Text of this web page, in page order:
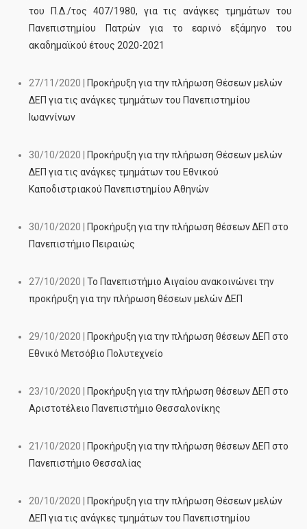
του Π.Δ./τος 407/1980, για τις ανάγκες τμημάτων του
Πανεπιστημίου Πατρών για το εαρινό εξάμηνο του
ακαδημαϊκού έτους 2020-2021
27/11/2020 | Προκήρυξη για την πλήρωση Θέσεων μελών
ΔΕΠ για τις ανάγκες τμημάτων του Πανεπιστημίου
Ιωαννίνων
30/10/2020 | Προκήρυξη για την πλήρωση Θέσεων μελών
ΔΕΠ για τις ανάγκες τμημάτων του Εθνικού
Καποδιστριακού Πανεπιστημίου Αθηνών
30/10/2020 | Προκήρυξη για την πλήρωση θέσεων ΔΕΠ στο
Πανεπιστήμιο Πειραιώς
27/10/2020 |Το Πανεπιστήμιο Αιγαίου ανακοινώνει την
προκήρυξη για την πλήρωση θέσεων μελών ΔΕΠ
29/10/2020 | Προκήρυξη για την πλήρωση θέσεων ΔΕΠ στο
Εθνικό Μετσόβιο Πολυτεχνείο
23/10/2020 | Προκήρυξη για την πλήρωση θέσεων ΔΕΠ στο
Αριστοτέλειο Πανεπιστήμιο Θεσσαλονίκης
21/10/2020 | Προκήρυξη για την πλήρωση θέσεων ΔΕΠ στο
Πανεπιστήμιο Θεσσαλίας
20/10/2020 | Προκήρυξη για την πλήρωση Θέσεων μελών
ΔΕΠ για τις ανάγκες τμημάτων του Πανεπιστημίου